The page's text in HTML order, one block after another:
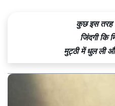
कुछ इस तरह
जिंदगी कि
मुट्ठी में धुल ली